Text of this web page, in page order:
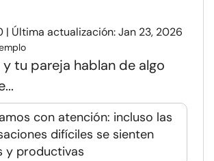
| Última actualización: Jan 23, 2026
tu pareja hablan de algo
con atención: incluso las
difíciles se sienten
y productivas